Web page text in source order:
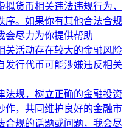
货币相关违法违规行为，
序。如果你有其他合法合规
会尽力为你提供帮助
关活动存在较大的金融风险
发行代币可能涉嫌违反相关
法规，树立正确的金融投资
作，共同维护良好的金融市
合规的话题或问题，我会尽